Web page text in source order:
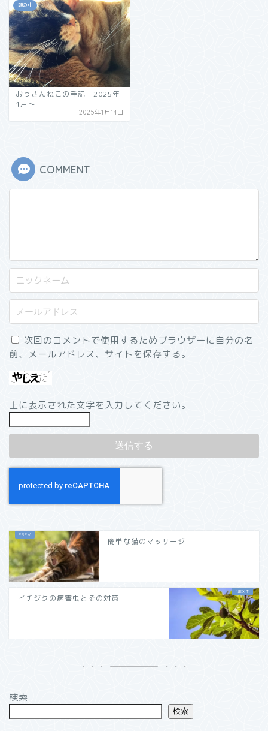
頭の中
おっさんねこの手記 2025年
1月〜
2025年1月14日
COMMENT
次回のコメントで使用するためブラウザーに自分の名
前、メールアドレス、サイトを保存する。
上に表示された文字を入力してください。
簡単な猫のマッサージ
イチジクの病害虫とその対策
検索
検索